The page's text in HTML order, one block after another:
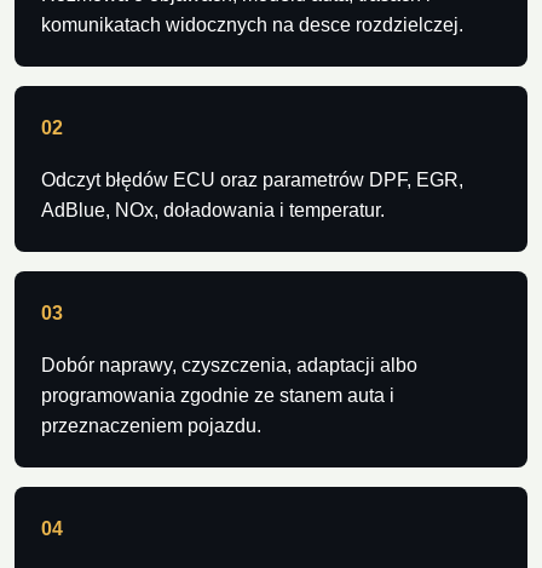
komunikatach widocznych na desce rozdzielczej.
02
Odczyt błędów ECU oraz parametrów DPF, EGR,
AdBlue, NOx, doładowania i temperatur.
03
Dobór naprawy, czyszczenia, adaptacji albo
programowania zgodnie ze stanem auta i
przeznaczeniem pojazdu.
04